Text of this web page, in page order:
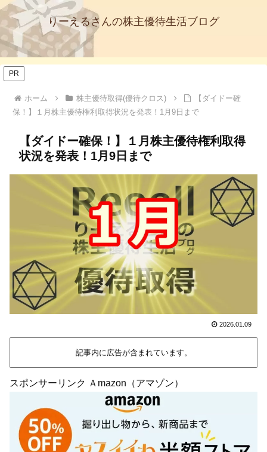
りーえるさんの株主優待生活ブログ
PR
ホーム 株主優待取得(優待クロス)
【ダイドー確
保！】１月株主優待権利取得状況を発表！1月9日まで
【ダイドー確保！】１月株主優待権利取得
状況を発表！1月9日まで
2026.01.09
記事内に広告が含まれています。
スポンサーリンク Ａmazon（アマゾン）